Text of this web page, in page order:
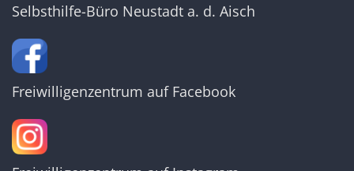
Selbsthilfe-Büro Neustadt a. d. Aisch
Freiwilligenzentrum auf Facebook